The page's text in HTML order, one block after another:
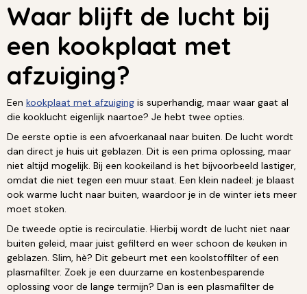
Waar blijft de lucht bij
een kookplaat met
afzuiging?
Een kookplaat met afzuiging is superhandig, maar waar gaat al
die kooklucht eigenlijk naartoe? Je hebt twee opties.
De eerste optie is een afvoerkanaal naar buiten. De lucht wordt
dan direct je huis uit geblazen. Dit is een prima oplossing, maar
niet altijd mogelijk. Bij een kookeiland is het bijvoorbeeld lastiger,
omdat die niet tegen een muur staat. Een klein nadeel: je blaast
ook warme lucht naar buiten, waardoor je in de winter iets meer
moet stoken.
De tweede optie is recirculatie. Hierbij wordt de lucht niet naar
buiten geleid, maar juist gefilterd en weer schoon de keuken in
geblazen. Slim, hè? Dit gebeurt met een koolstoffilter of een
plasmafilter. Zoek je een duurzame en kostenbesparende
oplossing voor de lange termijn? Dan is een plasmafilter de